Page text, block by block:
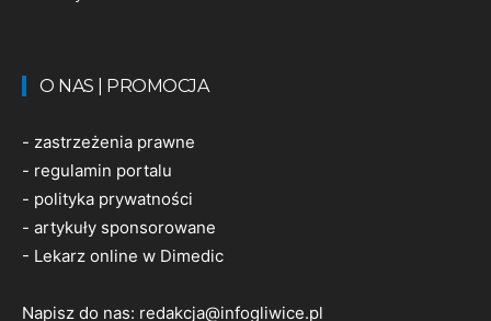
O NAS | PROMOCJA
- zastrzeżenia prawne
- regulamin portalu
- polityka prywatności
- artykuły sponsorowane
- Lekarz online w Dimedic
Napisz do nas: redakcja@infogliwice.pl